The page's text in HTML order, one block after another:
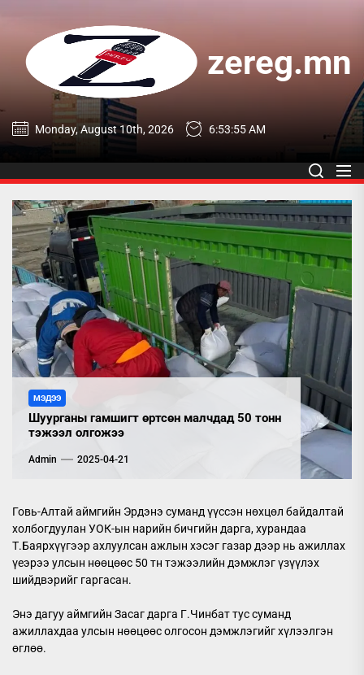
content
zereg.mn
zereg.mn
Monday, August 10th, 2026 6:53:56 AM
МЭДЭЭ
Шуурганы гамшигт өртсөн малчдад 50 тонн
тэжээл олгожээ
Admin 2025-04-21
Говь-Алтай аймгийн Эрдэнэ суманд үүссэн нөхцөл байдалтай
холбогдуулан УОК-ын нарийн бичгийн дарга, хурандаа
Т.Баярхүүгээр ахлуулсан ажлын хэсэг газар дээр нь ажиллах
үеэрээ улсын нөөцөөс 50 тн тэжээлийн дэмжлэг үзүүлэх
шийдвэрийг гаргасан.
Энэ дагуу аймгийн Засаг дарга Г.Чинбат тус суманд
ажиллахдаа улсын нөөцөөс олгосон дэмжлэгийг хүлээлгэн
өглөө.